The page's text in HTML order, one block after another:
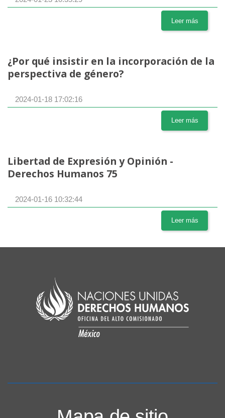
Leer más
¿Por qué insistir en la incorporación de la
perspectiva de género?
2024-01-18 17:02:16
Leer más
Libertad de Expresión y Opinión -
Derechos Humanos 75
2024-01-16 10:32:44
Leer más